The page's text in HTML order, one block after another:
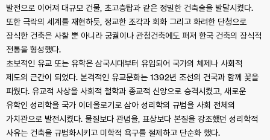
발전으로 이어져 대규모 건물, 초고층탑과 같은 정밀한 건축술을 발달시켰다.
또한 극락의 세계를 재현하듯, 정교한 조각과 회화 그리고 화려한 단청으로
장식한 건축은 사찰 뿐 아니라 궁궐이나 관청건축에도 퍼져 한국 건축의 장식적
전통을 형성했다.
초보적인 유교 또는 유학은 삼국시대부터 유입되어 국가의 체제나 사회적
제도의 근간이 되었다. 본격적인 유교문화는 1392년 조선의 건국과 함께 꽃을
피웠다. 유교적 사상을 사회적 철학과 종교적 신앙으로 승격시켰고, 새로운
유학인 성리학을 국가 이데올로기로 삼아 성리학의 규범을 사회 전체의
가치관으로 발전시켰다. 물질보다 관념을, 표상보다 본질을 강조했던 성리학적
사유는 건축을 규범화시키고 미학적 욕구를 절제하고 단순화 했다.